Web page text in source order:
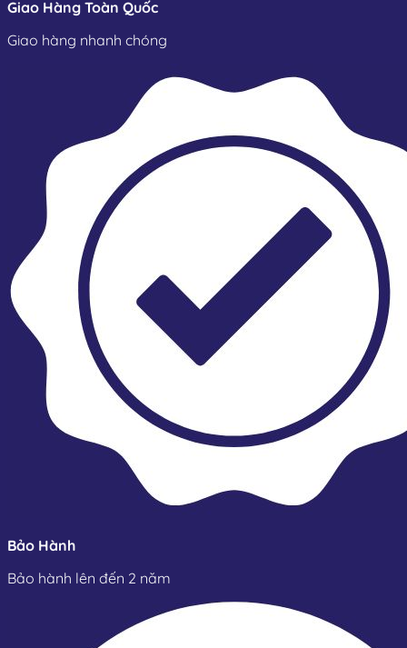
Giao Hàng Toàn Quốc
Giao hàng nhanh chóng
Bảo Hành
Bảo hành lên đến 2 năm